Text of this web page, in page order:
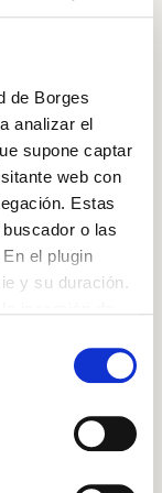
de Borges
analizar el
supone captar
web con
Estas
o las
el plugin
y su duración.
el navegador.
navegar en
que aún
Google